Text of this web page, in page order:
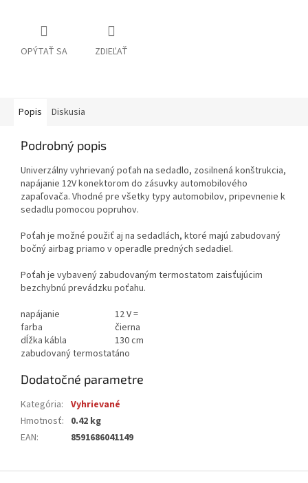
OPÝTAŤ SA ZDIEĽAŤ
Popis Diskusia
Podrobný popis
Univerzálny vyhrievaný poťah na sedadlo, zosilnená konštrukcia,
napájanie 12V konektorom do zásuvky automobilového
zapaľovača. Vhodné pre všetky typy automobilov, pripevnenie k
sedadlu pomocou popruhov.
Poťah je možné použiť aj na sedadlách, ktoré majú zabudovaný
bočný airbag priamo v operadle predných sedadiel.
Poťah je vybavený zabudovaným termostatom zaisťujúcim
bezchybnú prevádzku poťahu.
napájanie
12 V =
farba
čierna
dĺžka kábla
130 cm
zabudovaný termostatáno
Dodatočné parametre
Kategória: Vyhrievané
Hmotnosť: 0.42 kg
EAN: 8591686041149